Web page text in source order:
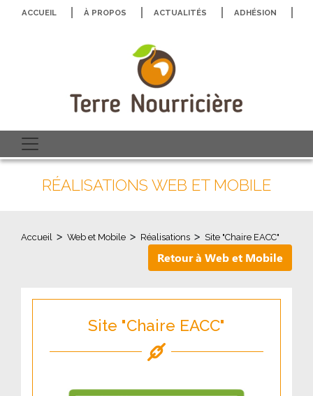
ACCUEIL À PROPOS ACTUALITÉS ADHÉSION
RÉALISATIONS WEB ET MOBILE
Accueil > Web et Mobile > Réalisations > Site "Chaire EACC"
Retour à Web et Mobile
Site "Chaire EACC"